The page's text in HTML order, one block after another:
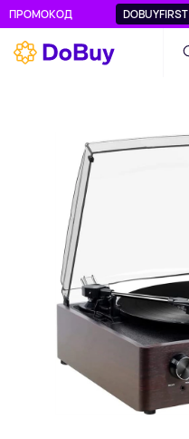
ПРОМОКОД DOBUYFIRST